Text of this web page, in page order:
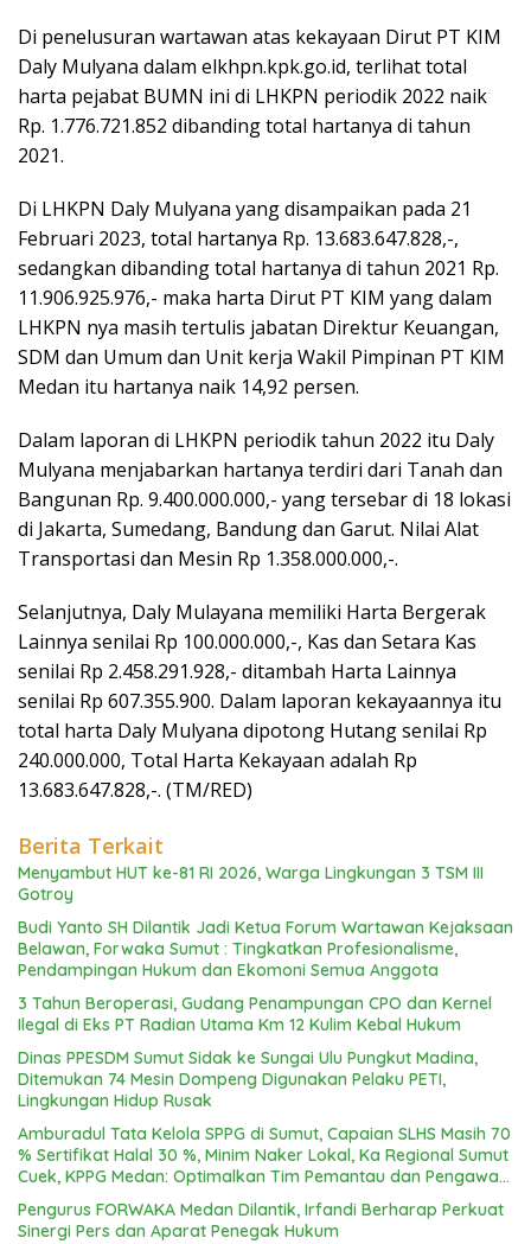
Di penelusuran wartawan atas kekayaan Dirut PT KIM
Daly Mulyana dalam elkhpn.kpk.go.id, terlihat total
harta pejabat BUMN ini di LHKPN periodik 2022 naik
Rp. 1.776.721.852 dibanding total hartanya di tahun
2021.
Di LHKPN Daly Mulyana yang disampaikan pada 21
Februari 2023, total hartanya Rp. 13.683.647.828,-,
sedangkan dibanding total hartanya di tahun 2021 Rp.
11.906.925.976,- maka harta Dirut PT KIM yang dalam
LHKPN nya masih tertulis jabatan Direktur Keuangan,
SDM dan Umum dan Unit kerja Wakil Pimpinan PT KIM
Medan itu hartanya naik 14,92 persen.
Dalam laporan di LHKPN periodik tahun 2022 itu Daly
Mulyana menjabarkan hartanya terdiri dari Tanah dan
Bangunan Rp. 9.400.000.000,- yang tersebar di 18 lokasi
di Jakarta, Sumedang, Bandung dan Garut. Nilai Alat
Transportasi dan Mesin Rp 1.358.000.000,-.
Selanjutnya, Daly Mulayana memiliki Harta Bergerak
Lainnya senilai Rp 100.000.000,-, Kas dan Setara Kas
senilai Rp 2.458.291.928,- ditambah Harta Lainnya
senilai Rp 607.355.900. Dalam laporan kekayaannya itu
total harta Daly Mulyana dipotong Hutang senilai Rp
240.000.000, Total Harta Kekayaan adalah Rp
13.683.647.828,-. (TM/RED)
Berita Terkait
Menyambut HUT ke-81 RI 2026, Warga Lingkungan 3 TSM III
Gotroy
Budi Yanto SH Dilantik Jadi Ketua Forum Wartawan Kejaksaan
Belawan, Forwaka Sumut : Tingkatkan Profesionalisme,
Pendampingan Hukum dan Ekomoni Semua Anggota
3 Tahun Beroperasi, Gudang Penampungan CPO dan Kernel
Ilegal di Eks PT Radian Utama Km 12 Kulim Kebal Hukum
Dinas PPESDM Sumut Sidak ke Sungai Ulu Pungkut Madina,
Ditemukan 74 Mesin Dompeng Digunakan Pelaku PETI,
Lingkungan Hidup Rusak
Amburadul Tata Kelola SPPG di Sumut, Capaian SLHS Masih 70
% Sertifikat Halal 30 %, Minim Naker Lokal, Ka Regional Sumut
Cuek, KPPG Medan: Optimalkan Tim Pemantau dan Pengawas
Pengurus FORWAKA Medan Dilantik, Irfandi Berharap Perkuat
Sinergi Pers dan Aparat Penegak Hukum